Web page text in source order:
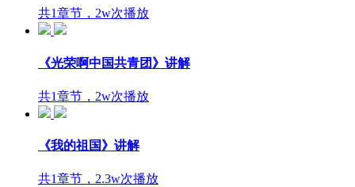
共1章节，2w次播放
《光荣啊中国共青团》讲解
共1章节，2w次播放
《我的祖国》讲解
共1章节，2.3w次播放